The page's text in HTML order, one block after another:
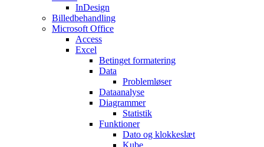
InDesign
Billedbehandling
Microsoft Office
Access
Excel
Betinget formatering
Data
Problemløser
Dataanalyse
Diagrammer
Statistik
Funktioner
Dato og klokkeslæt